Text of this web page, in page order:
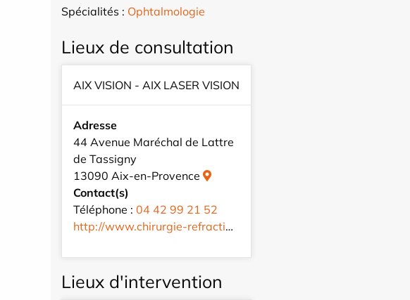
Spécialités : Ophtalmologie
Lieux de consultation
AIX VISION - AIX LASER VISION
Adresse
44 Avenue Maréchal de Lattre
de Tassigny
13090 Aix-en-Provence
Contact(s)
Téléphone : 04 42 99 21 52
http://www.chirurgie-refractive-aix.com/
Lieux d'intervention